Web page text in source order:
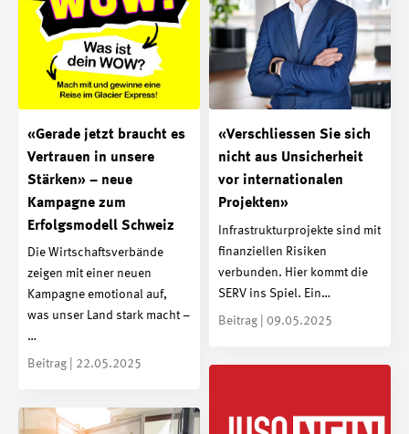
«Gerade jetzt braucht es
Vertrauen in unsere
Stärken» – neue
Kampagne zum
Erfolgsmodell Schweiz
Die Wirtschaftsverbände
zeigen mit einer neuen
Kampagne emotional auf,
was unser Land stark macht –
…
Beitrag | 22.05.2025
«Verschliessen Sie sich
nicht aus Unsicherheit
vor internationalen
Projekten»
Infrastrukturprojekte sind mit
finanziellen Risiken
verbunden. Hier kommt die
SERV ins Spiel. Ein…
Beitrag | 09.05.2025